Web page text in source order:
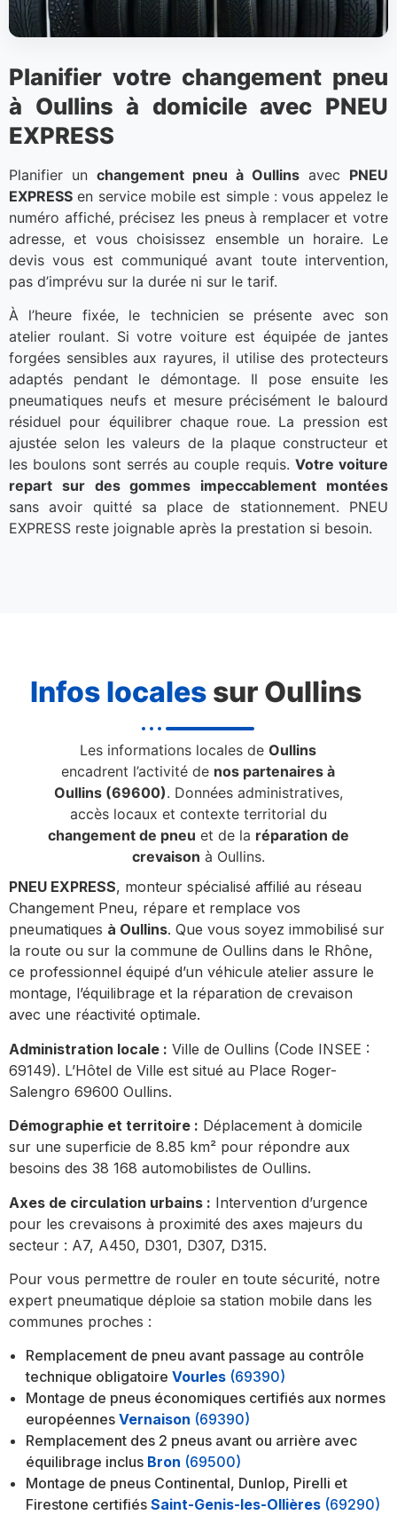
Planifier votre changement pneu
à Oullins à domicile avec PNEU
EXPRESS
Planifier un changement pneu à Oullins avec PNEU
EXPRESS en service mobile est simple : vous appelez le
numéro affiché, précisez les pneus à remplacer et votre
adresse, et vous choisissez ensemble un horaire. Le
devis vous est communiqué avant toute intervention,
pas d’imprévu sur la durée ni sur le tarif.
À l’heure fixée, le technicien se présente avec son
atelier roulant. Si votre voiture est équipée de jantes
forgées sensibles aux rayures, il utilise des protecteurs
adaptés pendant le démontage. Il pose ensuite les
pneumatiques neufs et mesure précisément le balourd
résiduel pour équilibrer chaque roue. La pression est
ajustée selon les valeurs de la plaque constructeur et
les boulons sont serrés au couple requis. Votre voiture
repart sur des gommes impeccablement montées
sans avoir quitté sa place de stationnement. PNEU
EXPRESS reste joignable après la prestation si besoin.
Infos localessur Oullins
Les informations locales deOullins
encadrent l’activité de nos partenaires à
Oullins (69600). Données administratives,
accès locaux et contexte territorial du
changement de pneu et de la réparation de
crevaison à Oullins.
PNEU EXPRESS, monteur spécialisé affilié au réseau
Changement Pneu, répare et remplace vos
pneumatiques à Oullins. Que vous soyez immobilisé sur
la route ou sur la commune de Oullins dans le Rhône,
ce professionnel équipé d’un véhicule atelier assure le
montage, l’équilibrage et la réparation de crevaison
avec une réactivité optimale.
Administration locale : Ville de Oullins (Code INSEE :
69149). L’Hôtel de Ville est situé au Place Roger-
Salengro 69600 Oullins.
Démographie et territoire : Déplacement à domicile
sur une superficie de 8.85 km² pour répondre aux
besoins des 38 168 automobilistes de Oullins.
Axes de circulation urbains : Intervention d’urgence
pour les crevaisons à proximité des axes majeurs du
secteur : A7, A450, D301, D307, D315.
Pour vous permettre de rouler en toute sécurité, notre
expert pneumatique déploie sa station mobile dans les
communes proches :
Remplacement de pneu avant passage au contrôle
technique obligatoire Vourles (69390)
Montage de pneus économiques certifiés aux normes
européennes Vernaison (69390)
Remplacement des 2 pneus avant ou arrière avec
équilibrage inclus Bron (69500)
Montage de pneus Continental, Dunlop, Pirelli et
Firestone certifiés Saint-Genis-les-Ollières (69290)